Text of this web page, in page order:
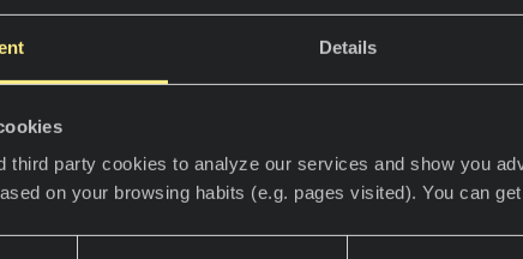
Details
third party cookies to analyze our services and show you
on your browsing habits (e.g. pages visited). You can
tendencias se adaptan mejor a tu